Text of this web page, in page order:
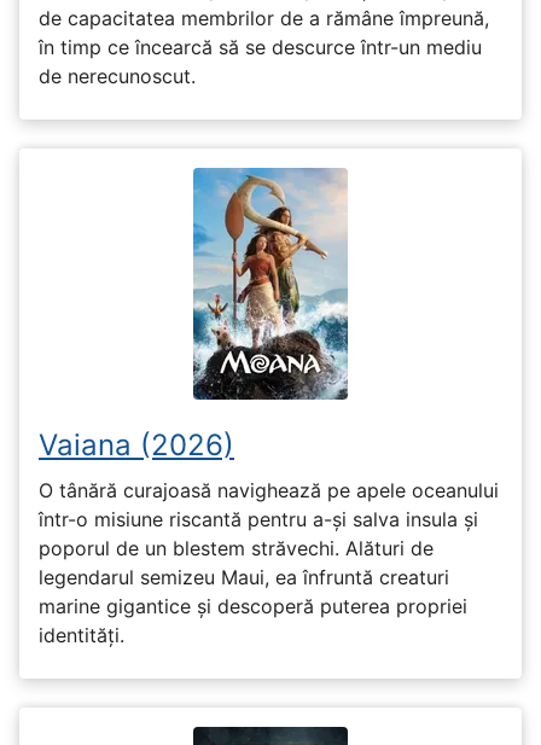
de capacitatea membrilor de a rămâne împreună,
în timp ce încearcă să se descurce într-un mediu
de nerecunoscut.
Vaiana (2026)
O tânără curajoasă navighează pe apele oceanului
într-o misiune riscantă pentru a-și salva insula și
poporul de un blestem străvechi. Alături de
legendarul semizeu Maui, ea înfruntă creaturi
marine gigantice și descoperă puterea propriei
identități.